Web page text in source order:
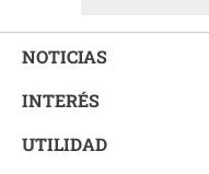
NOTICIAS
INTERÉS
UTILIDAD